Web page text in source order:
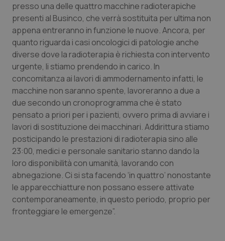
presso una delle quattro macchine radioterapiche
presenti al Businco, che verrà sostituita per ultima non
appena entreranno in funzione le nuove. Ancora, per
quanto riguarda i casi oncologici di patologie anche
diverse dove la radioterapia è richiesta con intervento
urgente, li stiamo prendendo in carico. In
concomitanza ai lavori di ammodernamento infatti, le
macchine non saranno spente, lavoreranno a due a
due secondo un cronoprogramma che è stato
pensato a priori per i pazienti, ovvero prima di avviare i
lavori di sostituzione dei macchinari. Addirittura stiamo
posticipando le prestazioni di radioterapia sino alle
23:00, medici e personale sanitario stanno dando la
loro disponibilità con umanità, lavorando con
abnegazione. Ci si sta facendo ‘in quattro’ nonostante
le apparecchiatture non possano essere attivate
contemporaneamente, in questo periodo, proprio per
fronteggiare le emergenze”.